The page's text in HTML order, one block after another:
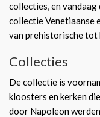
collecties, en
collectie Venetiaanse
van prehistorische tot
Collecties
De collectie is
kloosters en kerken
door Napoleon